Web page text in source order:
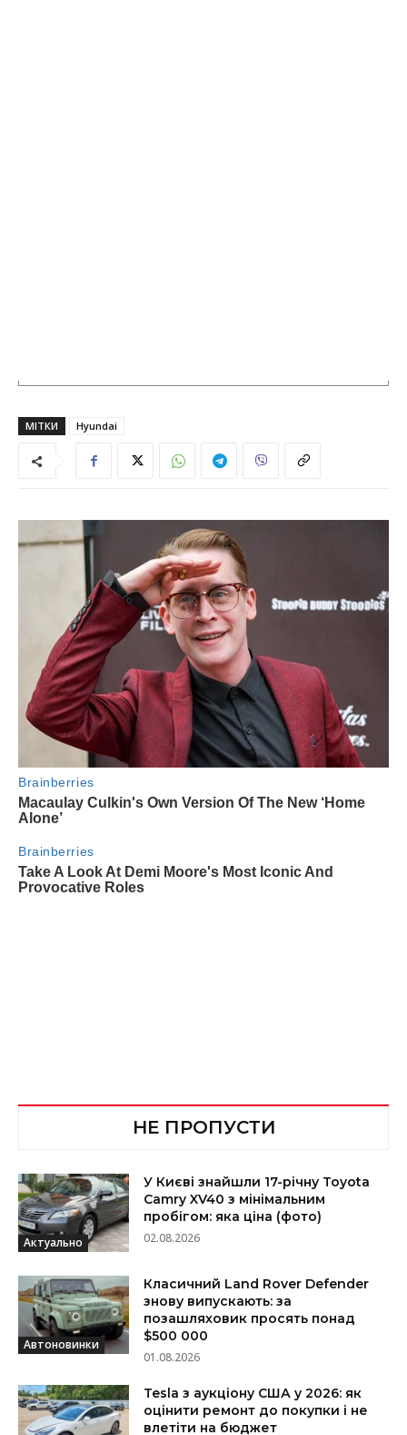
МІТКИ Hyundai
НЕ ПРОПУСТИ
Актуально
У Києві знайшли 17-річну Toyota
Camry XV40 з мінімальним
пробігом: яка ціна (фото)
02.08.2026
Автоновинки
Класичний Land Rover Defender
знову випускають: за
позашляховик просять понад
$500 000
01.08.2026
Tesla з аукціону США у 2026: як
оцінити ремонт до покупки і не
влетіти на бюджет